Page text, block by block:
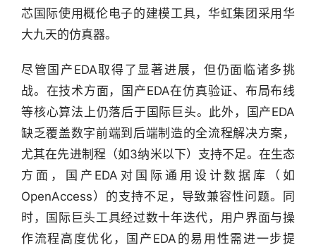
行
业
快
资
讯
精
选
芯国际使用概伦电子的建模工具，华虹集团采用华
大九天的仿真器。
尽管国产EDA取得了显著进展，但仍面临诸多挑
战。在技术方面，国产EDA在仿真验证、布局布线
等核心算法上仍落后于国际巨头。此外，国产EDA
缺乏覆盖数字前端到后端制造的全流程解决方案，
尤其在先进制程（如3纳米以下）支持不足。在生态
方面，国产EDA对国际通用设计数据库（如
OpenAccess）的支持不足，导致兼容性问题。同
时，国际巨头工具经过数十年迭代，用户界面与操
作流程高度优化，国产EDA的易用性需进一步提